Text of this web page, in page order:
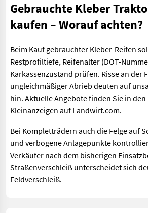
Gebrauchte Kleber
kaufen – Worauf achten?
Beim Kauf gebrauchter Kleber-Reifen
Restprofiltiefe, Reifenalter (DOT-
Karkassenzustand prüfen. Risse an der
ungleichmäßiger Abrieb deuten auf
hin. Aktuelle Angebote finden Sie in den
Kleinanzeigen auf Landwirt.com.
Bei Kompletträdern auch die Felge auf
und verbogene Anlagepunkte
Verkäufer nach dem bisherigen
Straßenverschleiß unterscheidet sich
Feldverschleiß.